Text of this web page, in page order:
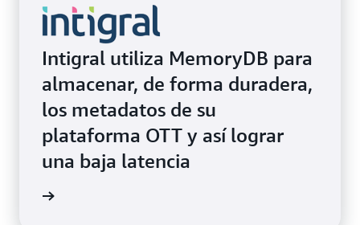
Intigral utiliza MemoryDB para
almacenar, de forma duradera,
los metadatos de su
plataforma OTT y así lograr
una baja latencia